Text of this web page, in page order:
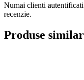
Numai clienti autentificati
recenzie.
Produse